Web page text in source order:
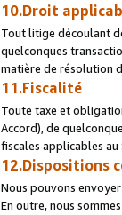
10.Droit
Tout litige découlant
quelconques
matière de résolution
11.Fiscalité
Toute taxe et
Accord), de
fiscales applicables au
12.Dispositions
Nous pouvons
En outre, nous